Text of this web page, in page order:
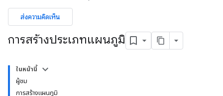
ส่งความคิดเห็น
การสร้างประเภทแผนภูมิ
ในหน้านี้
ผู้ชม
การสร้างแผนภูมิ